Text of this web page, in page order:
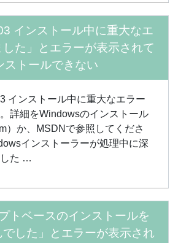
インストール中に重大なエ
た」とエラーが表示されて
ストールできない
インストール中に重大なエラー
詳細をWindowsのインストール
）か、MSDNで参照してくださ
インストーラーが処理中に深
た …
トベースのインストールを
した」とエラーが表示され